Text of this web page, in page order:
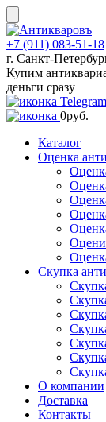
Skip
to
content
+7 (911) 083-51-18
г. Санкт-
Купим
деньги сразу
0руб.
Каталог
Оценка
Скупка
О компании
Доставка
Контакты